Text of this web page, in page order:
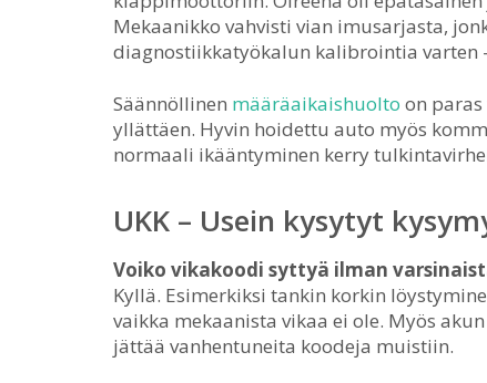
Mekaanikko vahvisti vian imusarjasta,
diagnostiikkatyökalun kalibrointia varten
Säännöllinen määräaikaishuolto on
yllättäen. Hyvin hoidettu auto myös
normaali ikääntyminen kerry
UKK – Usein kysytyt
Voiko vikakoodi syttyä ilman
Kyllä. Esimerkiksi tankin korkin
vaikka mekaanista vikaa ei ole. Myös
jättää vanhentuneita koodeja muistiin.